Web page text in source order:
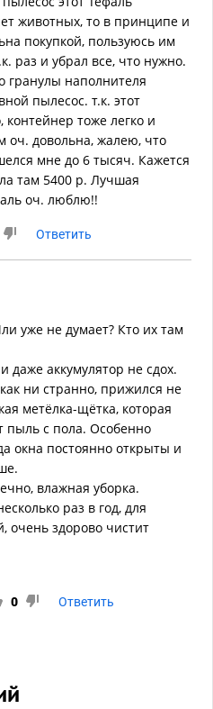
животных, то в принципе и
покупкой, пользуюсь им
раз и убрал все, что нужно.
гранулы наполнителя
пылесос. т.к. этот
контейнер тоже легко и
оч. довольна, жалею, что
мне до 6 тысяч. Кажется
там 5400 р. Лучшая
оч. люблю!!
Ответить
уже не думает? Кто их там
аккумулятор не сдох.
ни странно, прижился не
метёлка-щётка, которая
пыль с пола. Особенно
окна постоянно открыты и
влажная уборка.
раз в год, для
очень здорово чистит
0 Ответить